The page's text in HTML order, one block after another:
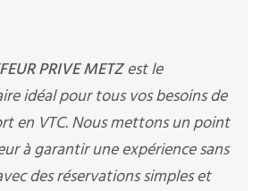
PRIVE METZest le
idéal pour tous vos besoins de
en VTC. Nous mettons un point
à garantir une expérience sans
des réservations simples et